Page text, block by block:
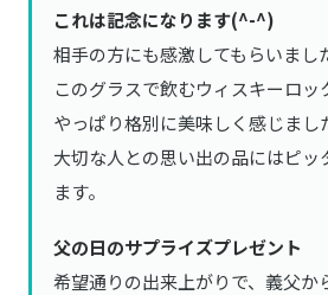
これは記念になります(^-^)
相手の方にも感激してもらいまし
このグラスで飲むウィスキーロッ
やっぱり格別に美味しく感じまし
大切な人との思い出の品にはピッ
ます。
父の日のサプライズプレゼント
希望通りの出来上がりで、義父か